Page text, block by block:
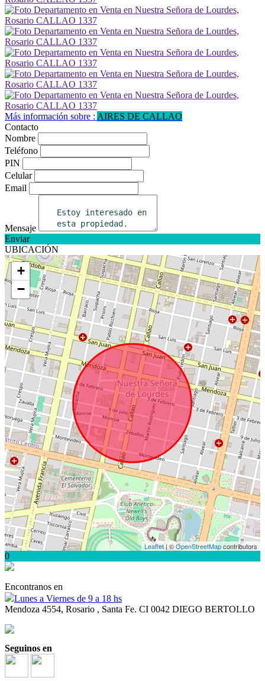
Más información sobre : AIRES DE CALLAO
Contacto
Nombre
Teléfono
PIN
Celular
Email
Mensaje
Enviar
UBICACIÓN
+
−
Leaflet| ©OpenStreetMapcontributors
0
Encontranos en
Lunes a Viernes de 9 a 18 hs
Mendoza 4554, Rosario , Santa Fe. CI 0042 DIEGO BERTOLLO
Seguinos en